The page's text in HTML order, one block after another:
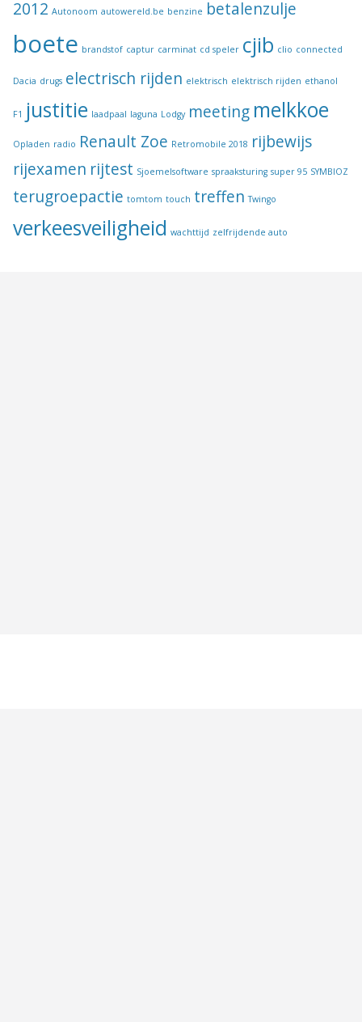
2012 Autonoom autowereld.be benzine betalenzulje
boete brandstof captur carminat cd speler cjib clio connected
Dacia drugs electrisch rijden elektrisch elektrisch rijden ethanol
F1 justitie laadpaal laguna Lodgy meeting melkkoe
Opladen radio Renault Zoe Retromobile 2018 rijbewijs
rijexamen rijtest Sjoemelsoftware spraaksturing super 95 SYMBIOZ
terugroepactie tomtom touch treffen Twingo
verkeesveiligheid wachttijd zelfrijdende auto